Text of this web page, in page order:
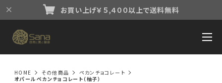
お買い上げ￥５,４００以上で送料無料
HOME その他商品
ペカンチョコレート
オパールペカンチョコレート（柚子）